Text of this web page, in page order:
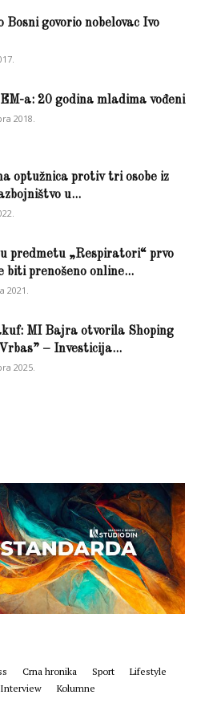
Bosni govorio nobelovac Ivo
a: 20 godina mladima vođeni
2018.
optužnica protiv tri osobe iz
u...
predmetu „Respiratori“ prvo
biti prenošeno online...
2021.
MI Bajra otvorila Shoping
– Investicija...
2025.
Crna hronika Sport
Lifestyle
Interview Kolumne